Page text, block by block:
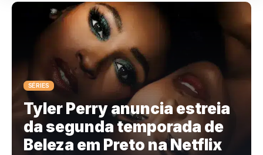
SÉRIES
Tyler Perry anuncia estreia
da segunda temporada de
Beleza em Preto na Netflix